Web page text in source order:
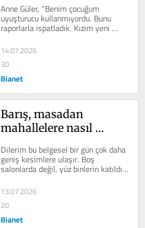
adalet istiyor
Anne Güler, "Benim çocuğum
uyuşturucu kullanmıyordu. Bunu
raporlarla ispatladık. Kızım yeni
ameliyat olmuştu. Uyuşturucudan
ölmedi benim...
14.07.2026
30
Bianet
Barış, masadan
mahallelere nasıl
Türküler’in 30 yılı
Dilerim bu belgesel bir gün çok daha
geniş kesimlere ulaşır. Boş
salonlarda değil, yüz binlerin katıldığı
buluşmalarda gösterilir. Uzun...
13.07.2026
20
Bianet